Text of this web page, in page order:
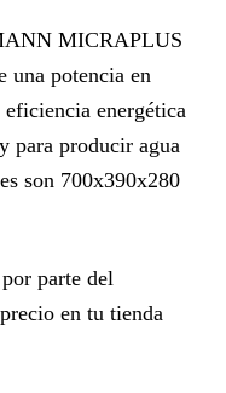
MICRAPLUS
una potencia en
energética
para producir agua
son 700x390x280
parte del
en tu tienda